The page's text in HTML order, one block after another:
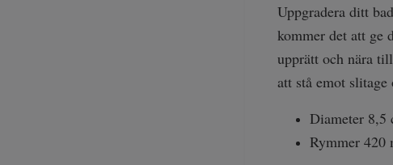
Uppgradera ditt
kommer det att ge
upprätt och nära
att stå emot
Diameter 8,5
Rymmer 420